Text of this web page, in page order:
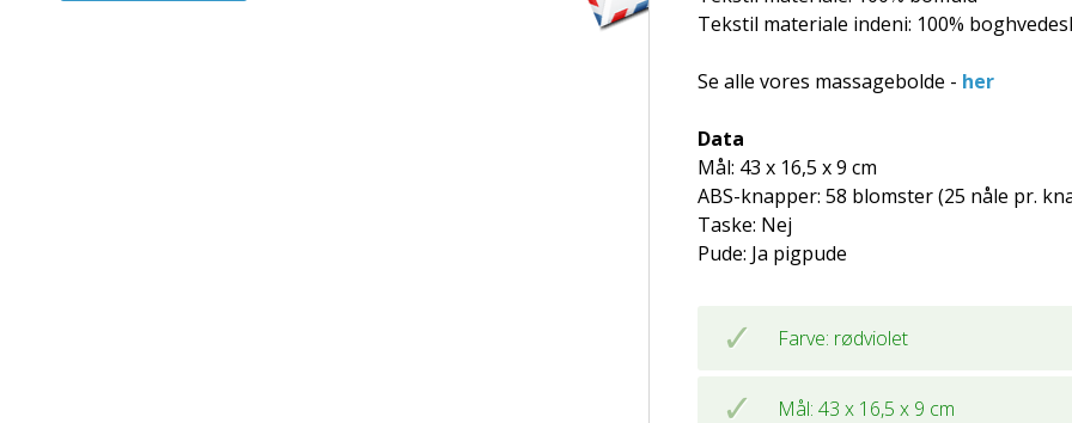
Tekstil materiale indeni: 100%
Se alle vores massagebolde - her
Data
Mål: 43 x 16,5 x 9 cm
ABS-knapper: 58 blomster (25 nåle pr.
Taske: Nej
Pude: Ja pigpude
Farve: rødviolet
Mål: 43 x 16,5 x 9 cm